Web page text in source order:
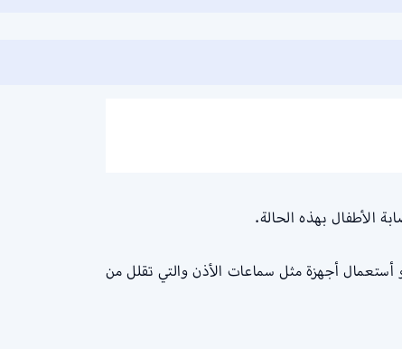
الأطفال بهذه الحالة.
أجهزة مثل سماعات الأذن والتي تقلل من